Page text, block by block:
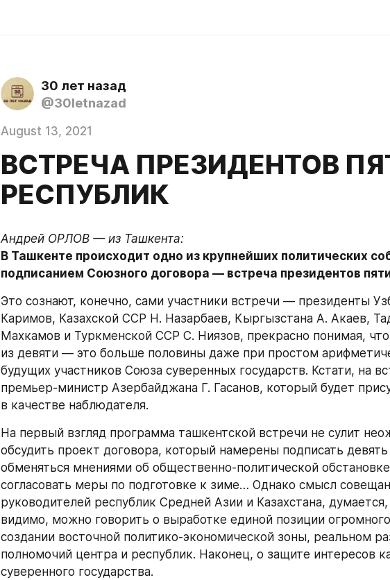
30 лет назад
@30letnazad
August 13, 2021
ВСТРЕЧА ПРЕЗИДЕНТОВ
РЕСПУБЛИК
В Ташкенте происходит одно из крупнейших политических
подписанием Союзного договора — встреча президентов
Это сознают, конечно, сами участники встречи — президенты
Каримов, Казахской ССР Н. Назарбаев, Кыргызстана А. Акаев,
Махкамов и Туркменской ССР С. Ниязов, прекрасно понимая,
из девяти — это больше половины даже при простом
будущих участников Союза суверенных государств. Кстати, на
премьер-министр Азербайджана Г. Гасанов, который будет
в качестве наблюдателя.
На первый взгляд программа ташкентской встречи не сулит
обсудить проект договора, который намерены подписать
обменяться мнениями об общественно-политической обстановке
согласовать меры по подготовке к зиме… Однако смысл
руководителей республик Средней Азии и Казахстана,
видимо, можно говорить о выработке единой позиции
создании восточной политико-экономической зоны, реальном
полномочий центра и республик. Наконец, о защите интересов
суверенного государства.